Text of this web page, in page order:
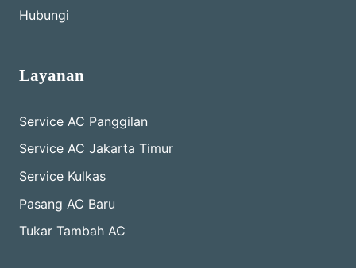
Hubungi
Layanan
Service AC Panggilan
Service AC Jakarta Timur
Service Kulkas
Pasang AC Baru
Tukar Tambah AC